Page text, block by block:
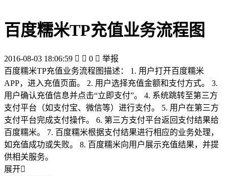
百度糯米TP充值业务流程图
2016-08-03 18:06:59   0  举报
百度糯米TP充值业务流程图描述： 1. 用户打开百度糯米
APP，进入充值页面。 2. 用户选择充值金额和支付方式。 3.
用户确认充值信息并点击“立即支付”。 4. 系统跳转至第三方
支付平台（如支付宝、微信等）进行支付。 5. 用户在第三方
支付平台完成支付操作。 6. 第三方支付平台返回支付结果给
百度糯米。 7. 百度糯米根据支付结果进行相应的业务处理，
如充值成功或失败。 8. 百度糯米向用户展示充值结果，并提
供相关服务。
展开